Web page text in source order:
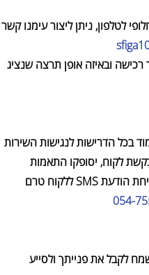
לטלפון, ניתן ליצור עימנו קשר
ובאיזה אופן תרצה שנציג
בכל הדרישות לנגישות השירות
לקוח, יסופקו התאמות
הנגישות הבאות בשירות השליחות: שליחת הודעת SMS ללקוח טרם
054-
לקבל את פנייתך ולסייע